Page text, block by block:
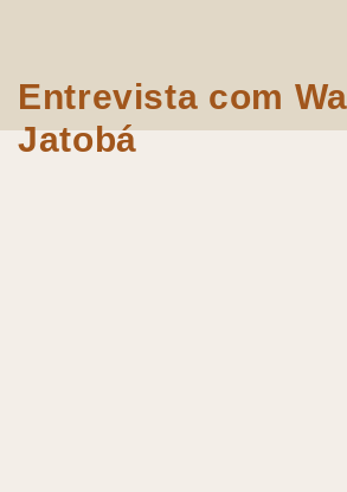
Entrevista com
Jatobá